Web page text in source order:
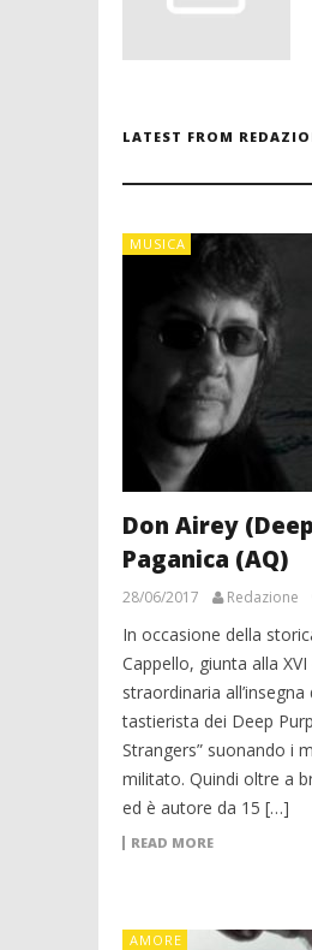
LATEST FROM
MUSICA
Don Airey
Paganica (AQ)
28/06/2017 Redazione
In occasione della
Cappello, giunta alla
straordinaria
tastierista dei Deep
Strangers” suonando i
militato. Quindi oltre a
ed è autore da 15 […]
READ MORE
AMORE